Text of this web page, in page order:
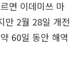
면 이데미쓰 마
만 2월 28일 개전
60일 동안 해역